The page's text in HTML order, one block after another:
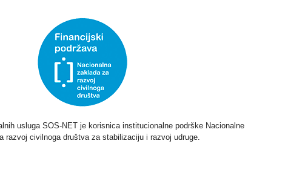
usluga SOS-NET je korisnica institucionalne podrške Nacionalne
razvoj civilnoga društva za stabilizaciju i razvoj udruge.